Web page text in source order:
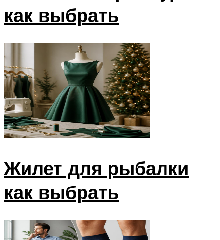
как выбрать
Жилет для рыбалки
как выбрать